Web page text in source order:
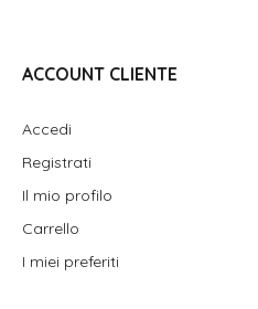
ACCOUNT CLIENTE
Accedi
Registrati
Il mio profilo
Carrello
I miei preferiti